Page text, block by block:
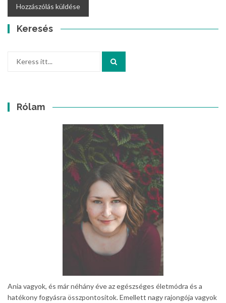
Keresés
Rólam
Ania vagyok, és már néhány éve az egészséges életmódra és a
hatékony fogyásra összpontosítok. Emellett nagy rajongója vagyok